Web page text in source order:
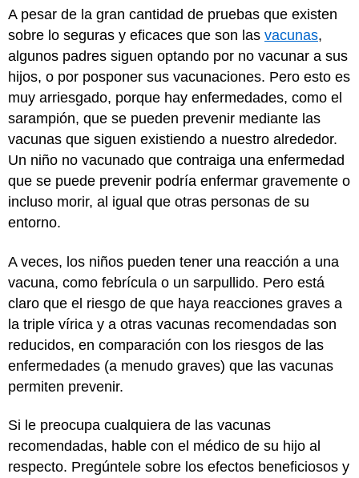
A pesar de la gran cantidad de pruebas que existen
sobre lo seguras y eficaces que son las vacunas,
algunos padres siguen optando por no vacunar a sus
hijos, o por posponer sus vacunaciones. Pero esto es
muy arriesgado, porque hay enfermedades, como el
sarampión, que se pueden prevenir mediante las
vacunas que siguen existiendo a nuestro alrededor.
Un niño no vacunado que contraiga una enfermedad
que se puede prevenir podría enfermar gravemente o
incluso morir, al igual que otras personas de su
entorno.
A veces, los niños pueden tener una reacción a una
vacuna, como febrícula o un sarpullido. Pero está
claro que el riesgo de que haya reacciones graves a
la triple vírica y a otras vacunas recomendadas son
reducidos, en comparación con los riesgos de las
enfermedades (a menudo graves) que las vacunas
permiten prevenir.
Si le preocupa cualquiera de las vacunas
recomendadas, hable con el médico de su hijo al
respecto. Pregúntele sobre los efectos beneficiosos y